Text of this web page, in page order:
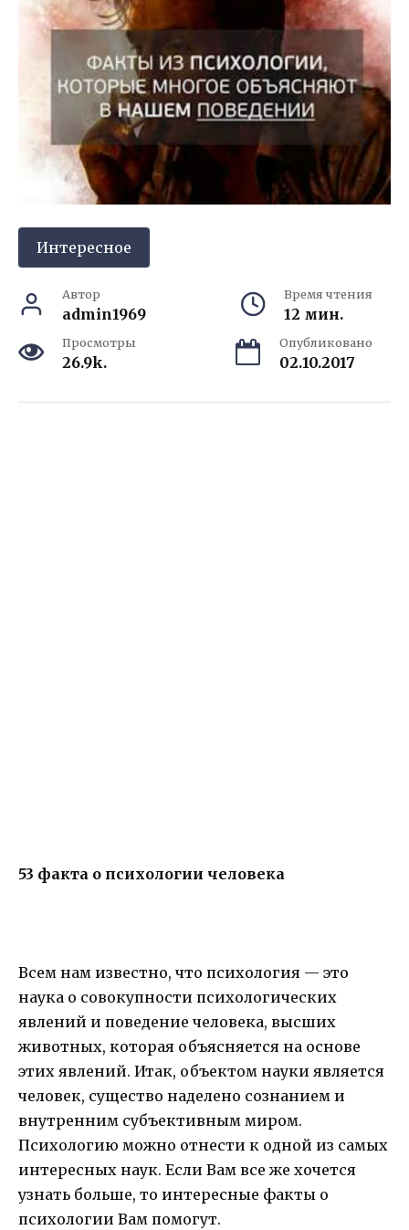
Интересное
Автор
admin1969
Время чтения
12 мин.
Просмотры
26.9k.
Опубликовано
02.10.2017
53 факта о психологии человека
Всем нам известно, что психология — это
наука о совокупности психологических
явлений и поведение человека, высших
животных, которая объясняется на основе
этих явлений. Итак, объектом науки является
человек, существо наделено сознанием и
внутренним субъективным миром.
Психологию можно отнести к одной из самых
интересных наук. Если Вам все же хочется
узнать больше, то интересные факты о
психологии Вам помогут.